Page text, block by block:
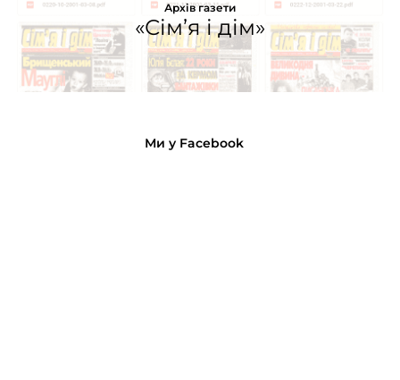
Архів газети
«Сім’я і дім»
Ми у Facebook